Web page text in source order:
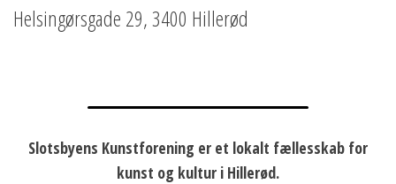
Helsingørsgade 29, 3400 Hillerød
Slotsbyens Kunstforening er et lokalt fællesskab for
kunst og kultur i Hillerød.